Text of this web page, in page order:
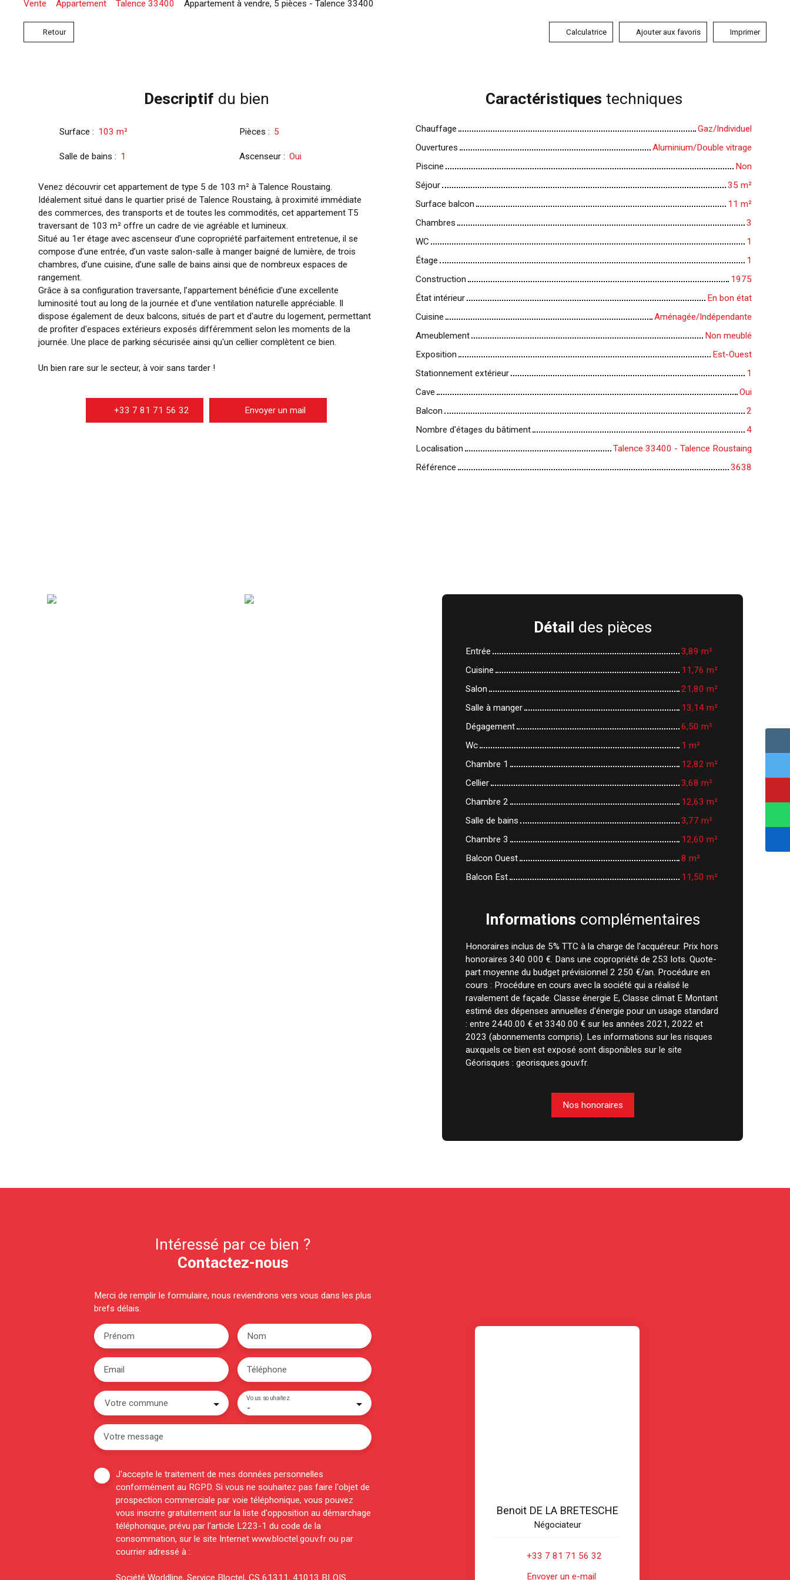
Vente Appartement Talence 33400 Appartement à vendre, 5 pièces - Talence 33400
Retour Calculatrice Ajouter aux favoris Imprimer
Descriptif du bien
Surface : 103 m² Pièces : 5
Salle de bains : 1 Ascenseur : Oui
Venez découvrir cet appartement de type 5 de 103 m² à Talence Roustaing.
Idéalement situé dans le quartier prisé de Talence Roustaing, à proximité immédiate
des commerces, des transports et de toutes les commodités, cet appartement T5
traversant de 103 m² offre un cadre de vie agréable et lumineux.
Situé au 1er étage avec ascenseur d’une copropriété parfaitement entretenue, il se
compose d’une entrée, d’un vaste salon-salle à manger baigné de lumière, de trois
chambres, d’une cuisine, d’une salle de bains ainsi que de nombreux espaces de
rangement.
Grâce à sa configuration traversante, l’appartement bénéficie d'une excellente
luminosité tout au long de la journée et d'une ventilation naturelle appréciable. Il
dispose également de deux balcons, situés de part et d'autre du logement, permettant
de profiter d'espaces extérieurs exposés différemment selon les moments de la
journée. Une place de parking sécurisée ainsi qu'un cellier complètent ce bien.
Un bien rare sur le secteur, à voir sans tarder !
+33 7 81 71 56 32 Envoyer un mail
Caractéristiques techniques
Chauffage
Gaz/Individuel
Ouvertures
Aluminium/Double vitrage
Piscine
Non
Séjour
35 m²
Surface balcon
11 m²
Chambres
3
WC
1
Étage
1
Construction
1975
État intérieur
En bon état
Cuisine
Aménagée/Indépendante
Ameublement
Non meublé
Exposition
Est-Ouest
Stationnement extérieur
1
Cave
Oui
Balcon
2
Nombre d'étages du bâtiment
4
Localisation
Talence 33400 - Talence Roustaing
Référence
3638
Détail des pièces
Entrée
3,89 m²
Cuisine
11,76 m²
Salon
21,80 m²
Salle à manger
13,14 m²
Dégagement
6,50 m²
Wc
1 m²
Chambre 1
12,82 m²
Cellier
3,68 m²
Chambre 2
12,63 m²
Salle de bains
3,77 m²
Chambre 3
12,60 m²
Balcon Ouest
8 m²
Balcon Est
11,50 m²
Informations complémentaires
Honoraires inclus de 5% TTC à la charge de l'acquéreur. Prix hors
honoraires 340 000 €. Dans une copropriété de 253 lots. Quote-
part moyenne du budget prévisionnel 2 250 €/an. Procédure en
cours : Procédure en cours avec la société qui a réalisé le
ravalement de façade. Classe énergie E, Classe climat E Montant
estimé des dépenses annuelles d'énergie pour un usage standard
: entre 2440.00 € et 3340.00 € sur les années 2021, 2022 et
2023 (abonnements compris). Les informations sur les risques
auxquels ce bien est exposé sont disponibles sur le site
Géorisques : georisques.gouv.fr.
Nos honoraires
Intéressé par ce bien ?
Contactez-nous
Merci de remplir le formulaire, nous reviendrons vers vous dans les plus
brefs délais.
Prénom Nom
Email Téléphone
Votre commune -
Vous souhaitez
Votre message
J'accepte le traitement de mes données personnelles
conformément au RGPD. Si vous ne souhaitez pas faire l'objet de
prospection commerciale par voie téléphonique, vous pouvez
vous inscrire gratuitement sur la liste d'opposition au démarchage
téléphonique, prévu par l'article L223-1 du code de la
consommation, sur le site Internet www.bloctel.gouv.fr ou par
courrier adressé à :
Société Worldline, Service Bloctel, CS 61311, 41013 BLOIS
Benoit DE LA BRETESCHE
Négociateur
+33 7 81 71 56 32
Envoyer un e-mail